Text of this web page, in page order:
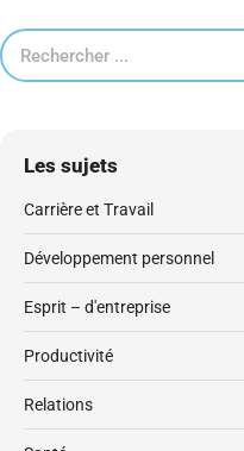
Les sujets
Carrière et Travail
Développement personnel
Esprit – d'entreprise
Productivité
Relations